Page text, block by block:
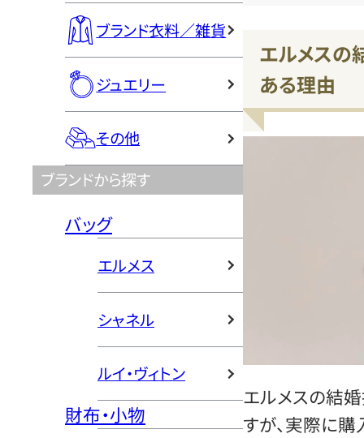
ブランド衣料／雑貨
ジュエリー
その他
ブランドから探す
バッグ
エルメス
シャネル
ルイ・ヴィトン
財布・小物
エルメスの
ある理由
エルメスの結
すが、実際に